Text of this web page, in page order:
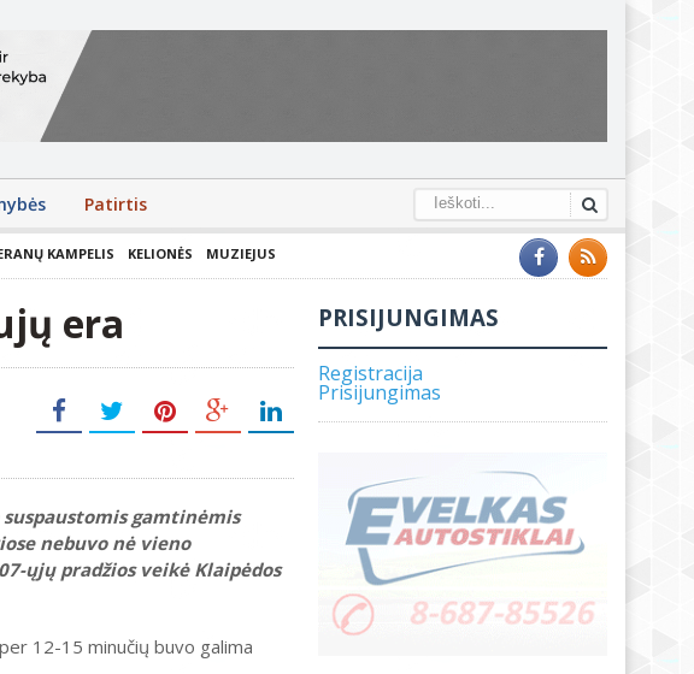
Patirtis
KAMPELIS KELIONĖS MUZIEJUS
era
gamtinėmis
nebuvo nė vieno
ųjų pradžios veikė Klaipėdos
12-15 minučių buvo galima
PRISIJUNGIMAS
Registracija
Prisijungimas